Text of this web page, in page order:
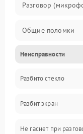
Разговор
Общие поломки
Проблемы связи
Камеры
Проблемы с
Зарядка
Неисправности
Разбито стекло
Разбит экран
Не гаснет при